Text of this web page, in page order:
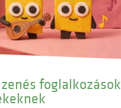
foglalkozások